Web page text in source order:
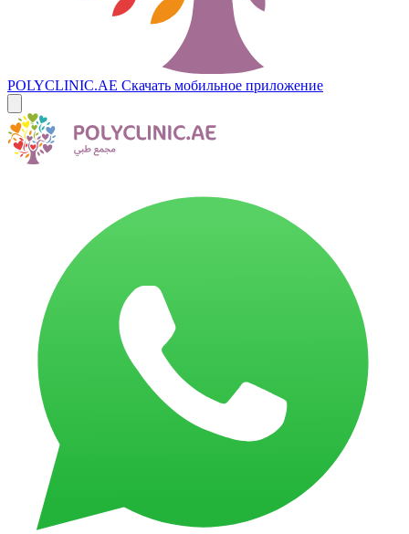
POLYCLINIC.AE Скачать мобильное приложение